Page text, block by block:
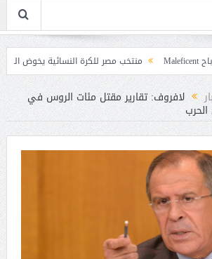
منتخب مصر للكرة النسائية يخوض الليلة مباراة وداع
لافروف: تقارير مقتل مئات الروس في